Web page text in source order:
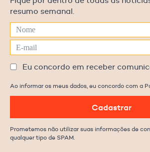
resumo semanal.
Eu concordo em receber
Ao informar os meus dados, eu concordo com a
Cadastrar
Prometemos não utilizar suas informações de
qualquer tipo de SPAM.